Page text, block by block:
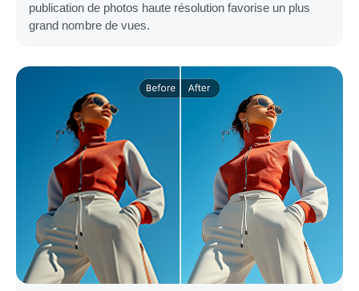
publication de photos haute résolution favorise un plus
grand nombre de vues.